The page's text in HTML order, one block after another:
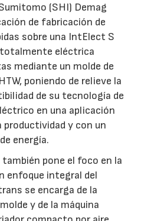
(SHI) Demag
de fabricación de
sobre una IntElect S
totalmente eléctrica
mediante un molde de
poniendo de relieve la
de su tecnología de
en una aplicación
productividad y con un
energía.
pone el foco en la
enfoque integral del
se encarga de la
y de la máquina